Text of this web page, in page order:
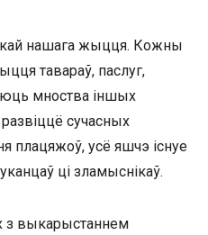
нашага жыцця. Кожны
тавараў, паслуг,
мноства іншых
сучасных
плацяжоў, усё яшчэ існуе
ці зламыснікаў.
з выкарыстаннем